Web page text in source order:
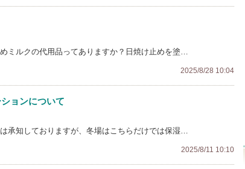
ミルクの代用品ってありますか？日焼け止めを塗…
2025/8/28 10:04
ョンについて
承知しておりますが、冬場はこちらだけでは保湿…
2025/8/11 10:10